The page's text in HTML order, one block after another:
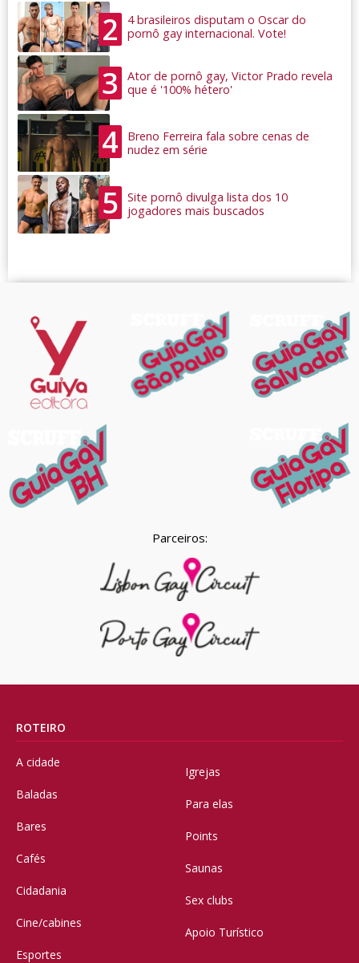
2
4 brasileiros disputam o Oscar do
pornô gay internacional. Vote!
3
Ator de pornô gay, Victor Prado revela
que é '100% hétero'
4
Breno Ferreira fala sobre cenas de
nudez em série
5
Site pornô divulga lista dos 10
jogadores mais buscados
Parceiros:
ROTEIRO
A cidade
Baladas
Bares
Cafés
Cidadania
Cine/cabines
Esportes
Igrejas
Para elas
Points
Saunas
Sex clubs
Apoio Turístico